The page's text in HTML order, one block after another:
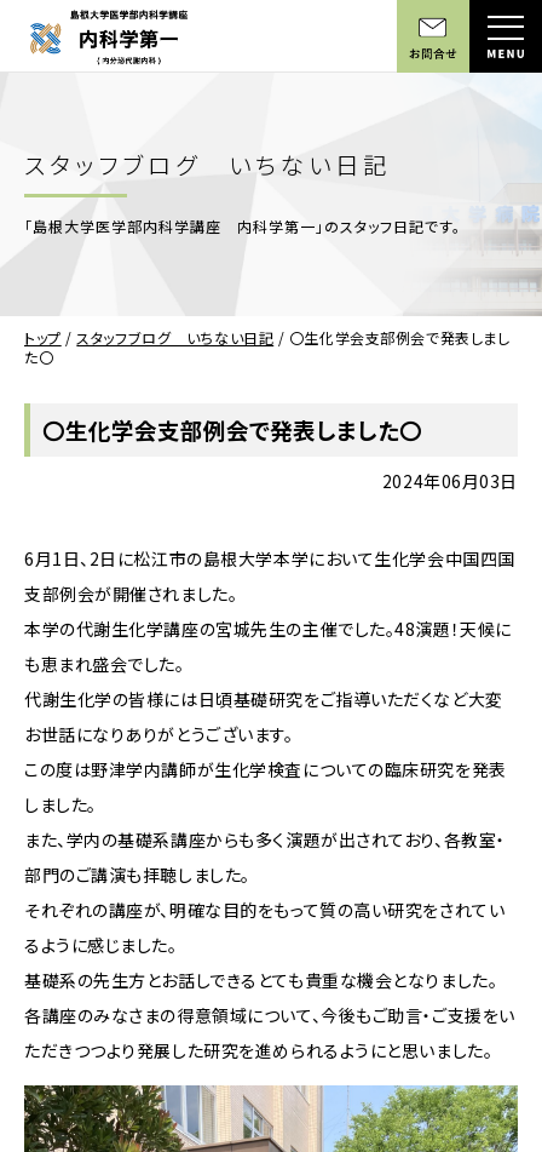
スタッフブログ いちない日記
「島根大学医学部内科学講座 内科学第一」のスタッフ日記です。
トップ / スタッフブログ いちない日記 / 〇生化学会支部例会で発表しまし
た〇
〇生化学会支部例会で発表しました〇
2024年06月03日
6月1日、2日に松江市の島根大学本学において生化学会中国四国
支部例会が開催されました。
本学の代謝生化学講座の宮城先生の主催でした。48演題！天候に
も恵まれ盛会でした。
代謝生化学の皆様には日頃基礎研究をご指導いただくなど大変
お世話になりありがとうございます。
この度は野津学内講師が生化学検査についての臨床研究を発表
しました。
また、学内の基礎系講座からも多く演題が出されており、各教室・
部門のご講演も拝聴しました。
それぞれの講座が、明確な目的をもって質の高い研究をされてい
るように感じました。
基礎系の先生方とお話しできるとても貴重な機会となりました。
各講座のみなさまの得意領域について、今後もご助言・ご支援をい
ただきつつより発展した研究を進められるようにと思いました。